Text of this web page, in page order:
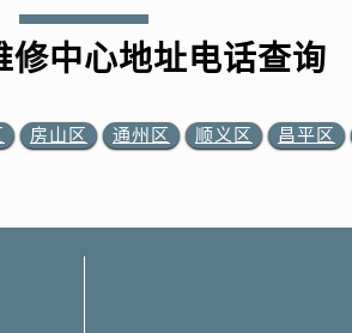
修中心地址电话查询
房山区 通州区 顺义区 昌平区